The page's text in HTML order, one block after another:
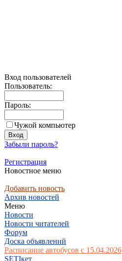
Вход пользователей
Пользователь:
Пароль:
Чужой компьютер
Забыли пароль?
Регистрация
Новостное меню
Добавить новость
Архив новостей
Меню
Новости
Новости читателей
Форум
Доска объявлений
Расписание автобусов с 15.04.2026
SETIкет